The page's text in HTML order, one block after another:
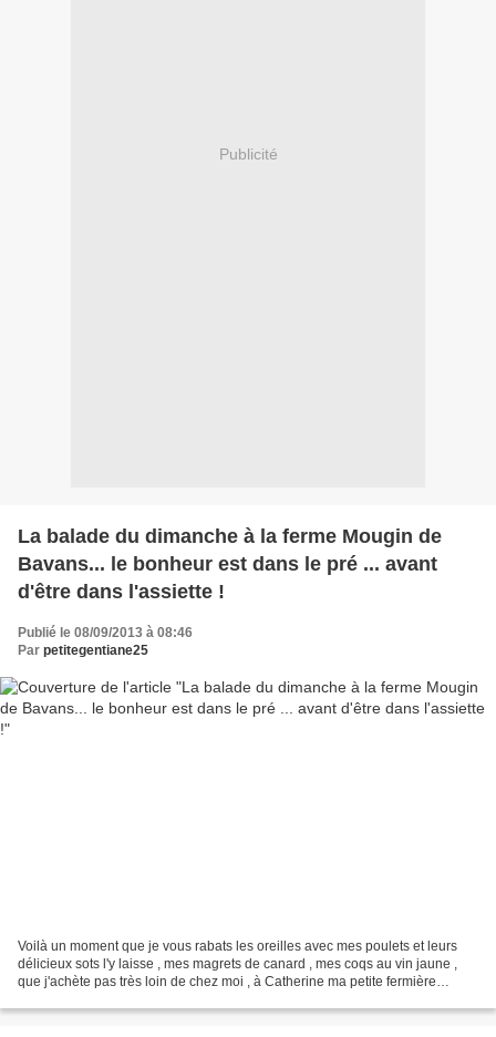
Publicité
La balade du dimanche à la ferme Mougin de
Bavans... le bonheur est dans le pré ... avant
d'être dans l'assiette !
Publié le 08/09/2013 à 08:46
Par petitegentiane25
Voilà un moment que je vous rabats les oreilles avec mes poulets et leurs
délicieux sots l'y laisse , mes magrets de canard , mes coqs au vin jaune ,
que j'achète pas très loin de chez moi , à Catherine ma petite fermière